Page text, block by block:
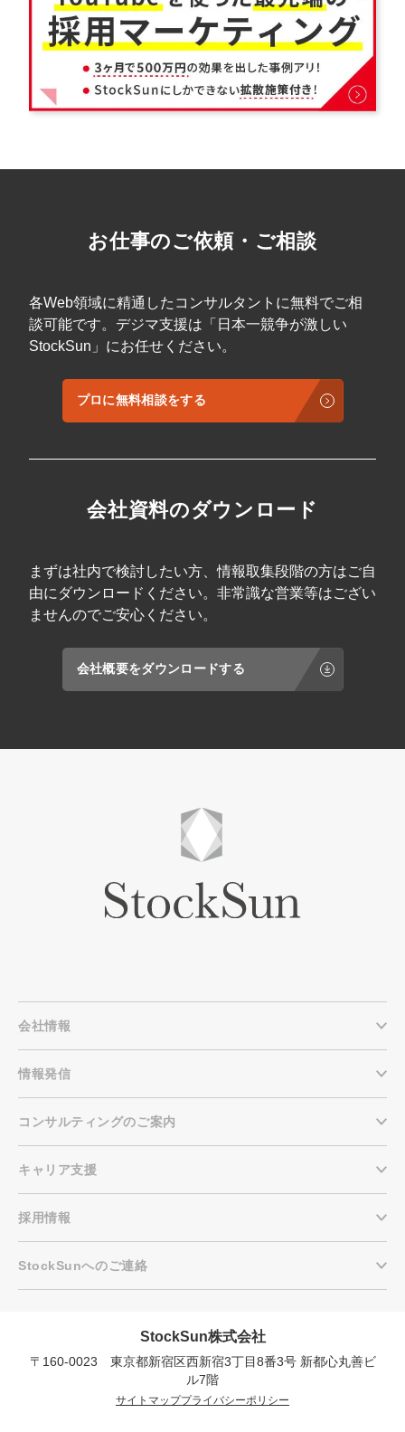
プロに無料相談をする
会社概要資料をダウンロー
ドする
お仕事のご依頼・ご相談
各Web領域に精通したコンサルタントに無料でご相
談可能です。デジマ支援は「日本一競争が激しい
StockSun」にお任せください。
プロに無料相談をする
会社資料のダウンロード
まずは社内で検討したい方、情報取集段階の方はご自
由にダウンロードください。非常識な営業等はござい
ませんのでご安心ください。
会社概要をダウンロードする
会社情報
情報発信
コンサルティングのご案内
キャリア支援
採用情報
StockSunへのご連絡
StockSun株式会社
〒160-0023 東京都新宿区西新宿3丁目8番3号 新都心丸善ビ
ル7階
サイトマッププライバシーポリシー